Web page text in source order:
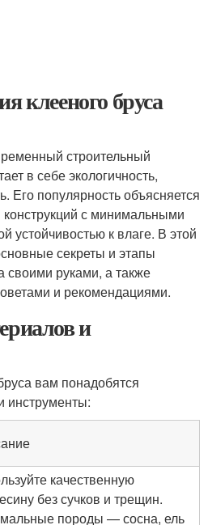
клееного бруса
строительный
в себе экологичность,
Его популярность объясняется
с минимальными
устойчивостью к влаге. В этой
секреты и этапы
своими руками, а также
и рекомендациями.
и
вам понадобятся
качественную
без сучков и трещин.
породы — сосна, ель